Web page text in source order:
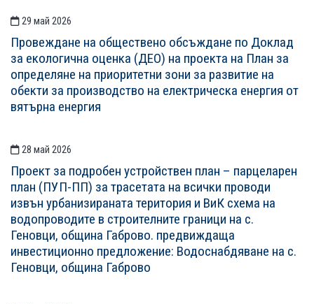
29 май 2026
Провеждане на обществено обсъждане по Доклад
за екологична оценка (ДЕО) на проекта на План за
определяне на приоритетни зони за развитие на
обекти за производство на електрическа енергия от
вятърна енергия
28 май 2026
Проект за подробен устройствен план – парцеларен
план (ПУП-ПП) за трасетата на всички проводи
извън урбанизираната територия и ВиК схема на
водопроводите в строителните граници на с.
Геновци, община Габрово. предвиждаща
инвестиционно предложение: Водоснабдяване на с.
Геновци, община Габрово